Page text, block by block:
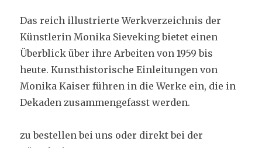
Das reich illustrierte Werkverzeichnis der
Künstlerin Monika Sieveking bietet einen
Überblick über ihre Arbeiten von 1959 bis
heute. Kunsthistorische Einleitungen von
Monika Kaiser führen in die Werke ein, die in
Dekaden zusammengefasst werden.
zu bestellen bei uns oder direkt bei der